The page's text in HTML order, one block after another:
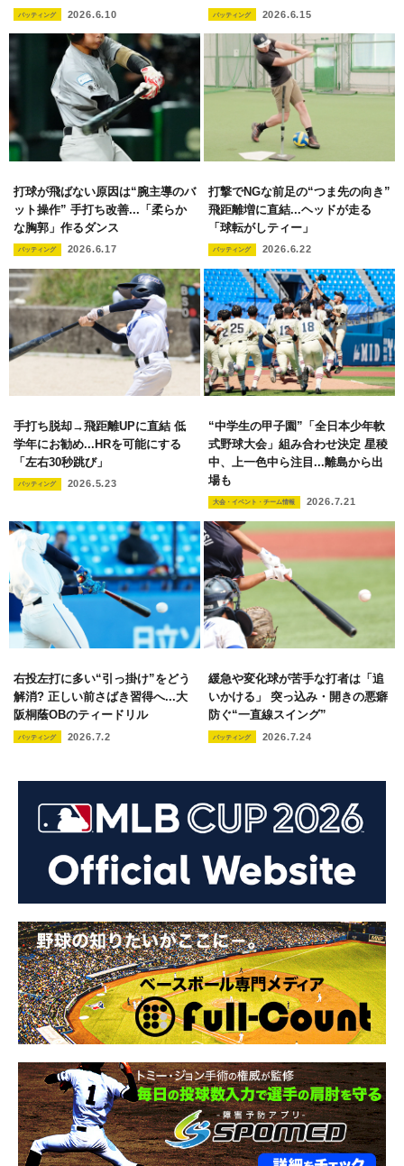
バッティング 2026.6.10 バッティング 2026.6.15
打球が飛ばない原因は“腕主導のバ
ット操作” 手打ち改善...「柔らか
な胸郭」作るダンス
バッティング 2026.6.17
打撃でNGな前足の“つま先の向き”
飛距離増に直結...ヘッドが走る
「球転がしティー」
バッティング 2026.6.22
手打ち脱却→飛距離UPに直結 低
学年にお勧め...HRを可能にする
「左右30秒跳び」
バッティング 2026.5.23
“中学生の甲子園”「全日本少年軟
式野球大会」組み合わせ決定 星稜
中、上一色中ら注目...離島から出
場も
大会・イベント・チーム情報 2026.7.21
右投左打に多い“引っ掛け”をどう
解消? 正しい前さばき習得へ...大
阪桐蔭OBのティードリル
バッティング 2026.7.2
緩急や変化球が苦手な打者は「追
いかける」 突っ込み・開きの悪癖
防ぐ“一直線スイング”
バッティング 2026.7.24